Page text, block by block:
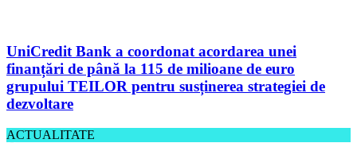
UniCredit Bank a coordonat acordarea unei
finanțări de până la 115 de milioane de euro
grupului TEILOR pentru susținerea strategiei de
dezvoltare
ACTUALITATE